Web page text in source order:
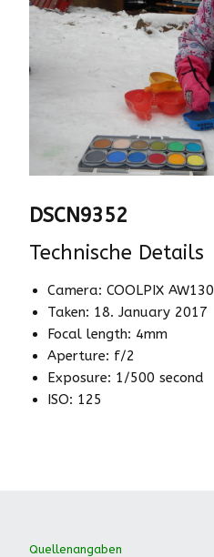
DSCN9352
Technische Details
Camera: COOLPIX AW130
Taken: 18. January 2017
Focal length: 4mm
Aperture: f/2
Exposure: 1/500 second
ISO: 125
Quellenangaben